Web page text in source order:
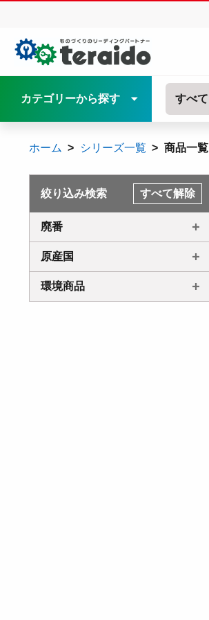
カテゴリーから探す すべて
ホーム シリーズ一覧 商品一覧
絞り込み検索 すべて解除
廃番
原産国
環境商品